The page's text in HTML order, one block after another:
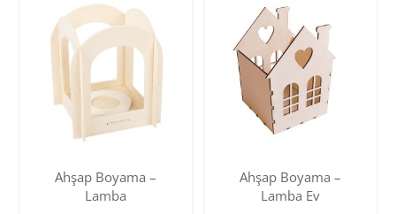
Ahşap Boyama –
Lamba
Ahşap Boyama –
Lamba Ev